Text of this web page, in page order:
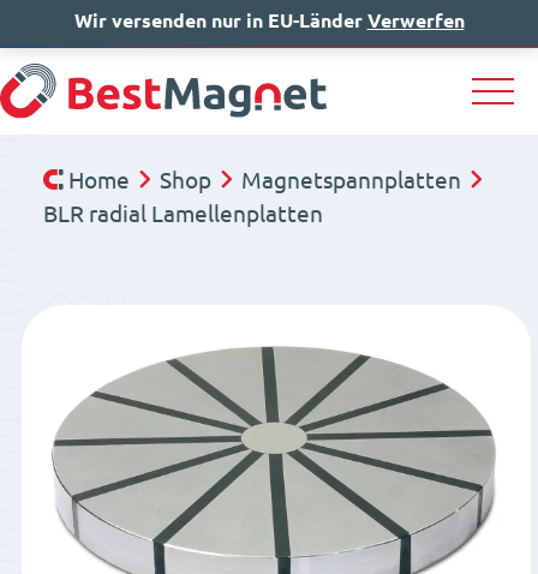
IT EN DE
Home Shop
Magnetspannplatten
BLR radial Lamellenplatten
Wir versenden nur in EU-Länder Verwerfen